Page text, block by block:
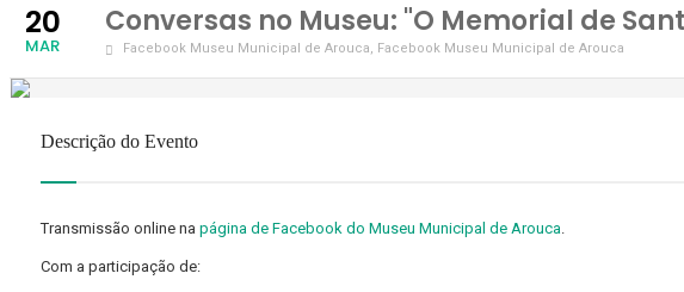
20
MAR
Conversas no Museu: "O Memorial de
Facebook Museu Municipal de Arouca, Facebook Museu Municipal de Arouca
Descrição do Evento
Transmissão online na página de Facebook do Museu Municipal de Arouca.
Com a participação de: